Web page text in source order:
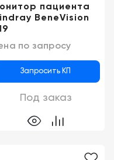
пациента
BeneVision
по запросу
Запросить КП
Под заказ